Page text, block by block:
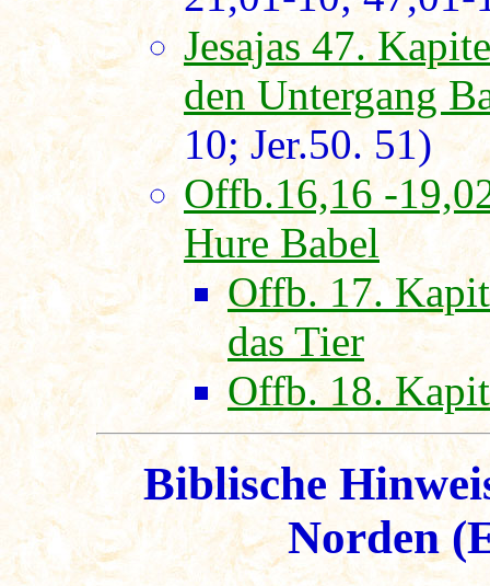
Jesajas 47.
den Untergang
10; Jer.50. 51)
Offb.16,16 -
Hure Babel
Offb. 17.
das Tier
Offb. 18.
Biblische
Norden